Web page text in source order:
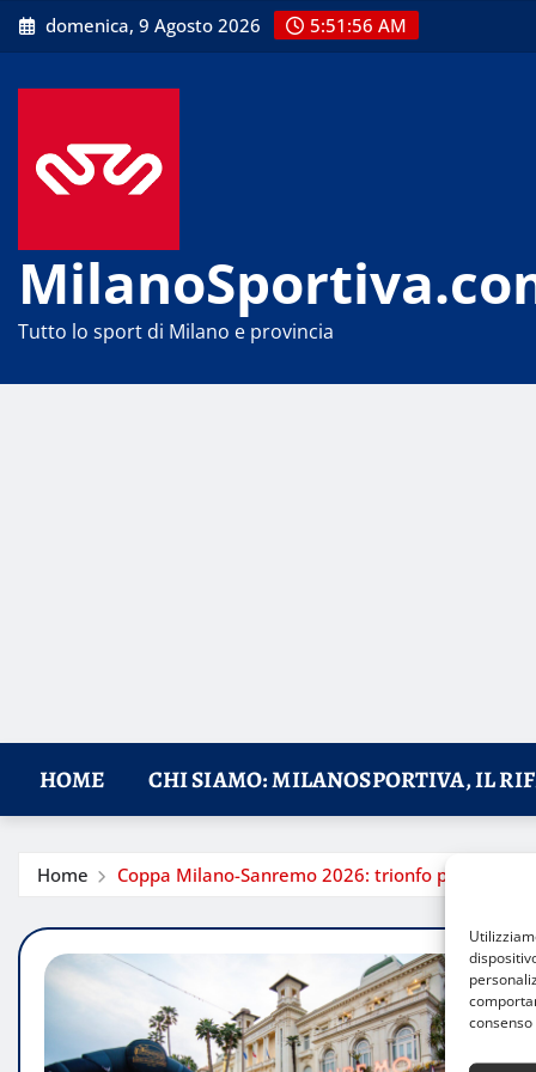
Skip
to
domenica, 9 Agosto 2026 5:51:57 AM
Tutto lo sport di Milano e provincia
HOME CHI SIAMO: MILANOSPORTIVA, IL
Home Coppa Milano-Sanremo 2026: trionfo per Vesco